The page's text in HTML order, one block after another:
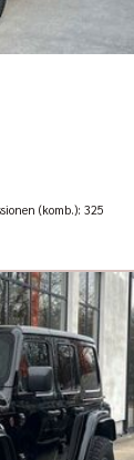
(komb.): 325